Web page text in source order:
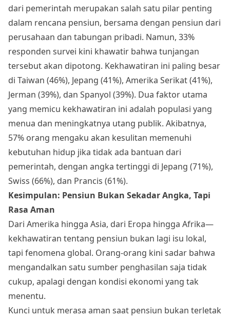
dari pemerintah merupakan salah satu pilar penting
dalam rencana pensiun, bersama dengan pensiun dari
perusahaan dan tabungan pribadi. Namun, 33%
responden survei kini khawatir bahwa tunjangan
tersebut akan dipotong. Kekhawatiran ini paling besar
di Taiwan (46%), Jepang (41%), Amerika Serikat (41%),
Jerman (39%), dan Spanyol (39%). Dua faktor utama
yang memicu kekhawatiran ini adalah populasi yang
menua dan meningkatnya utang publik. Akibatnya,
57% orang mengaku akan kesulitan memenuhi
kebutuhan hidup jika tidak ada bantuan dari
pemerintah, dengan angka tertinggi di Jepang (71%),
Swiss (66%), dan Prancis (61%).
Kesimpulan: Pensiun Bukan Sekadar Angka, Tapi
Rasa Aman
Dari Amerika hingga Asia, dari Eropa hingga Afrika—
kekhawatiran tentang pensiun bukan lagi isu lokal,
tapi fenomena global. Orang-orang kini sadar bahwa
mengandalkan satu sumber penghasilan saja tidak
cukup, apalagi dengan kondisi ekonomi yang tak
menentu.
Kunci untuk merasa aman saat pensiun bukan terletak